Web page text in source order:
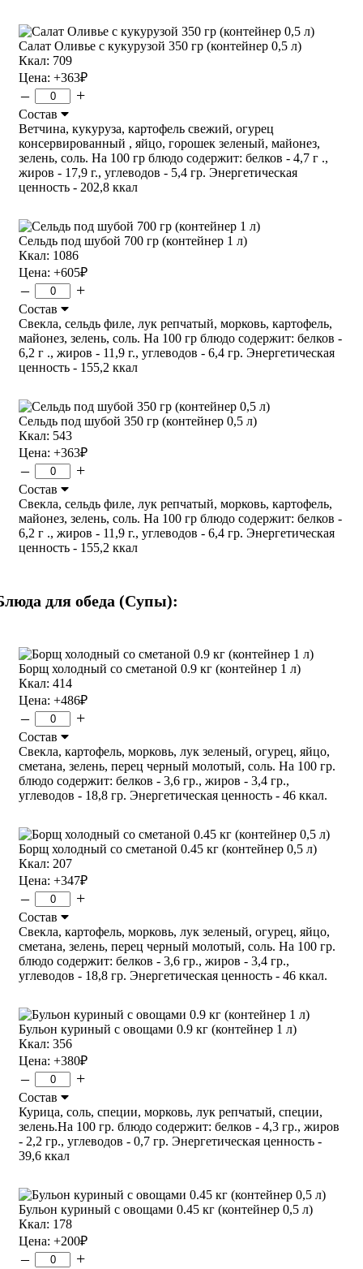
Салат Оливье с кукурузой 350 гр (контейнер 0,5 л)
Ккал: 709
Цена: +363₽
– +
Состав
Ветчина, кукуруза, картофель свежий, огурец
консервированный , яйцо, горошек зеленый, майонез,
зелень, соль. На 100 гр блюдо содержит: белков - 4,7 г .,
жиров - 17,9 г., углеводов - 5,4 гр. Энергетическая
ценность - 202,8 ккал
Сельдь под шубой 700 гр (контейнер 1 л)
Ккал: 1086
Цена: +605₽
– +
Состав
Свекла, сельдь филе, лук репчатый, морковь, картофель,
майонез, зелень, соль. На 100 гр блюдо содержит: белков -
6,2 г ., жиров - 11,9 г., углеводов - 6,4 гр. Энергетическая
ценность - 155,2 ккал
Сельдь под шубой 350 гр (контейнер 0,5 л)
Ккал: 543
Цена: +363₽
– +
Состав
Свекла, сельдь филе, лук репчатый, морковь, картофель,
майонез, зелень, соль. На 100 гр блюдо содержит: белков -
6,2 г ., жиров - 11,9 г., углеводов - 6,4 гр. Энергетическая
ценность - 155,2 ккал
для обеда (Супы):
Борщ холодный со сметаной 0.9 кг (контейнер 1 л)
Ккал: 414
Цена: +486₽
– +
Состав
Свекла, картофель, морковь, лук зеленый, огурец, яйцо,
сметана, зелень, перец черный молотый, соль. На 100 гр.
блюдо содержит: белков - 3,6 гр., жиров - 3,4 гр.,
углеводов - 18,8 гр. Энергетическая ценность - 46 ккал.
Борщ холодный со сметаной 0.45 кг (контейнер 0,5 л)
Ккал: 207
Цена: +347₽
– +
Состав
Свекла, картофель, морковь, лук зеленый, огурец, яйцо,
сметана, зелень, перец черный молотый, соль. На 100 гр.
блюдо содержит: белков - 3,6 гр., жиров - 3,4 гр.,
углеводов - 18,8 гр. Энергетическая ценность - 46 ккал.
Бульон куриный с овощами 0.9 кг (контейнер 1 л)
Ккал: 356
Цена: +380₽
– +
Состав
Курица, соль, специи, морковь, лук репчатый, специи,
зелень.На 100 гр. блюдо содержит: белков - 4,3 гр., жиров
- 2,2 гр., углеводов - 0,7 гр. Энергетическая ценность -
39,6 ккал
Бульон куриный с овощами 0.45 кг (контейнер 0,5 л)
Ккал: 178
Цена: +200₽
– +